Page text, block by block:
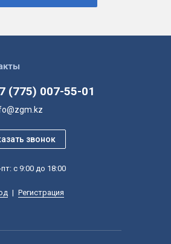
(775) 007-55-01
с 9:00 до 18:00
| Регистрация